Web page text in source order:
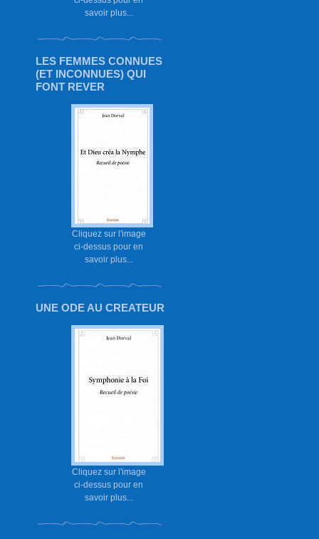
savoir plus...
LES FEMMES CONNUES
(ET INCONNUES) QUI
FONT REVER
Cliquez sur l'image
ci-dessus pour en
savoir plus...
UNE ODE AU CREATEUR
Cliquez sur l'image
ci-dessus pour en
savoir plus...